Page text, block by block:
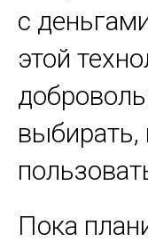
с
этой
выбирать,
Пока